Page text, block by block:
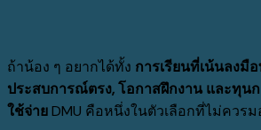
ถ้าน้อง ๆ อยากได้ทั้ง การเรียนที่เน้นลงมื
ประสบการณ์ตรง, โอกาสฝึกงาน และทุน
ใช้จ่ายDMU คือหนึ่งในตัวเลือกที่ไม่ควรม